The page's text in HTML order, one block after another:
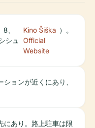
、
シュ
Kino Šiška
Official
Website
）。
ョンが近くにあり、
あり。路上駐車は限